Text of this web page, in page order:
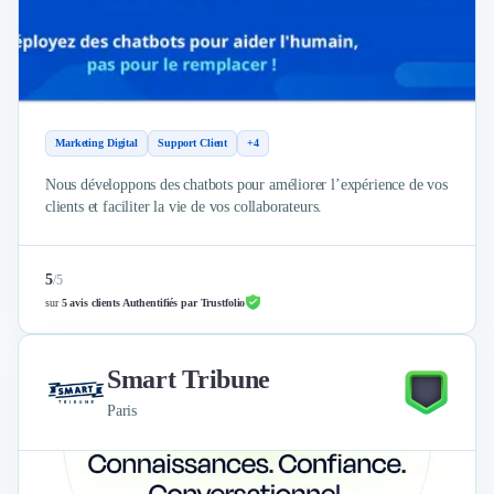
Bureaux d'Entreprise
Déménagement
Impression
Logistique
Traduction
Traiteur & Restauration
Conception & Aménagement de Bureaux
Autres
Réhabilitation et maintenance
Gestion Immobilière
Courtage en Energie
Désinfection & décontamination
Marketing Digital Support Client +4
Nous développons des chatbots pour améliorer l’expérience de vos
clients et faciliter la vie de vos collaborateurs.
5/5
sur5 avis clients Authentifiés par Trustfolio
Smart Tribune
Paris